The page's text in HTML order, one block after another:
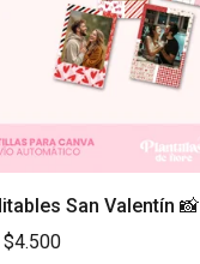
San Valentín 📸
$4.500